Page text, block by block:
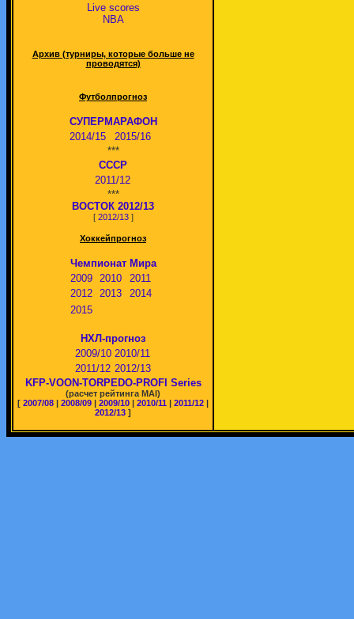
Live scores
NBA
Архив (турниры, которые больше не
проводятся)
Футболпрогноз
СУПЕРМАРАФОН
2014/15
2015/16
***
СССР
2011/12
***
ВОСТОК 2012/13
[ 2012/13]
Хоккейпрогноз
Чемпионат Мира
2009
2010
2011
2012
2013
2014
2015
НХЛ-прогноз
2009/10 2010/11
2011/12 2012/13
KFP-VOON-TORPEDO-PROFI Series
(расчет рейтинга MAI)
[ 2007/08 | 2008/09 | 2009/10 | 2010/11 | 2011/12 |
2012/13 ]